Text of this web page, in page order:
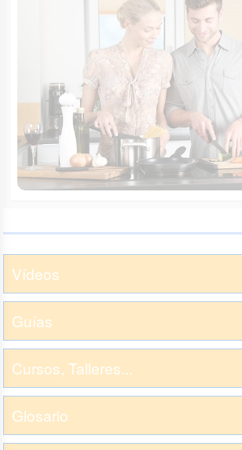
Vídeos
Guías
Cursos, Talleres...
Glosario